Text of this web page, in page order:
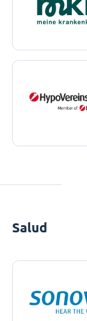
Salud